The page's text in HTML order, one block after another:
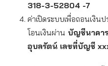
318-3-52804 -7
ค่าเปิดระบบเพื่อถอนเงิ
โอนเงินผ่าน บัญชีนาคา
อุบลรัตน์ เลขที่บัญชี